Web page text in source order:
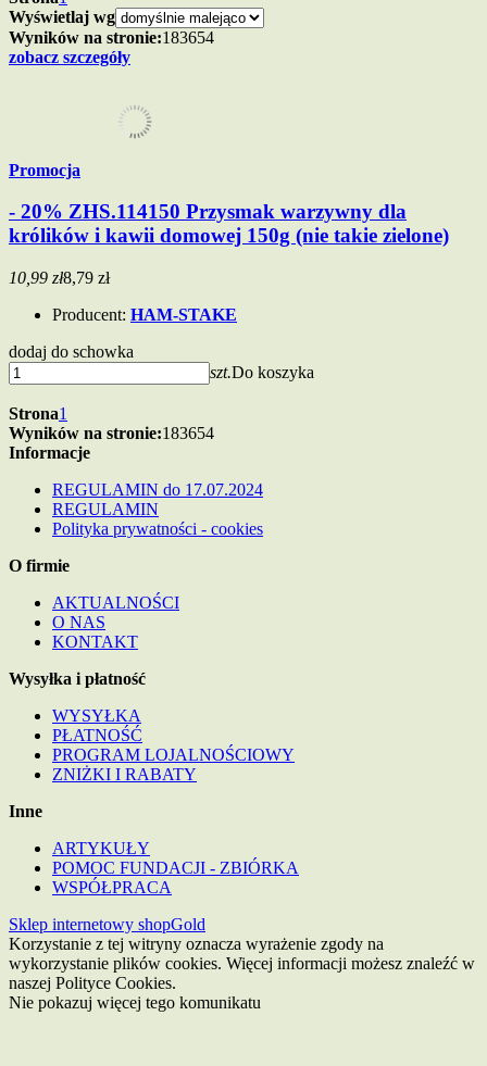
Wyświetlaj wg
Wyników na stronie:183654
zobacz szczegóły
Promocja
- 20% ZHS.114150 Przysmak warzywny dla
królików i kawii domowej 150g (nie takie zielone)
10,99 zł8,79 zł
Producent: HAM-STAKE
dodaj do schowka
szt.Do koszyka
Strona1
Wyników na stronie:183654
Informacje
REGULAMIN do 17.07.2024
REGULAMIN
Polityka prywatności - cookies
O firmie
AKTUALNOŚCI
O NAS
KONTAKT
Wysyłka i płatność
WYSYŁKA
PŁATNOŚĆ
PROGRAM LOJALNOŚCIOWY
ZNIŻKI I RABATY
Inne
ARTYKUŁY
POMOC FUNDACJI - ZBIÓRKA
WSPÓŁPRACA
Sklep internetowy shopGold
Korzystanie z tej witryny oznacza wyrażenie zgody na
wykorzystanie plików cookies. Więcej informacji możesz znaleźć w
naszej Polityce Cookies.
Nie pokazuj więcej tego komunikatu